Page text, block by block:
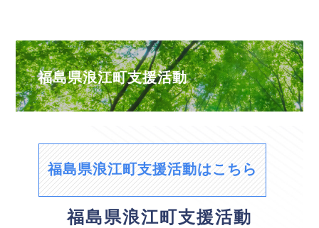
福島県浪江町支援活動
福島県浪江町支援活動はこちら
福島県浪江町支援活動